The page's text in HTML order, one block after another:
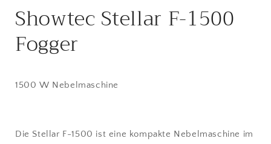
W
NebelmaschineNebelmaschine
Showtec Stellar F-1500
Fogger
1500 W Nebelmaschine
Die Stellar F-1500 ist eine kompakte Nebelmaschine im